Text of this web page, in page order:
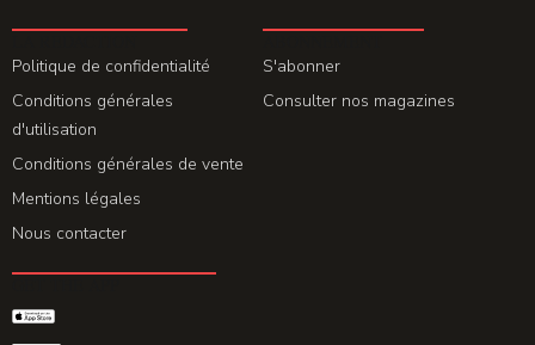
Politique de confidentialité
Conditions générales
d'utilisation
Conditions générales de vente
Mentions légales
Nous contacter
S'abonner
Consulter nos magazines